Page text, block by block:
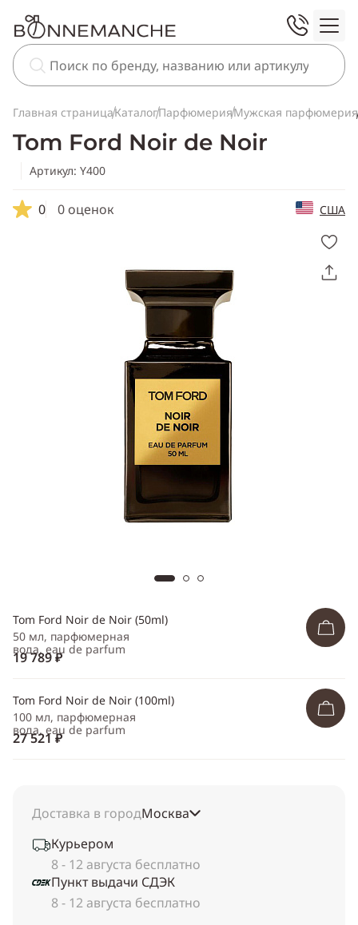
Главная страницаКаталогПарфюмерияМужская парфюмерия
Tom Ford Noir de Noir
Артикул: Y400
0 0 оценок США
Tom Ford Noir de Noir (50ml)
50 мл, парфюмерная
вода, eau de parfum
19 789 ₽
Tom Ford Noir de Noir (100ml)
100 мл, парфюмерная
вода, eau de parfum
27 521 ₽
Доставка в городМосква
Курьером
8 - 12 августа бесплатно
Пункт выдачи СДЭК
8 - 12 августа бесплатно